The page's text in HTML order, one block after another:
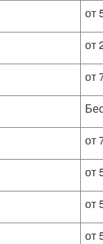
от
от
от
от
от
от
от